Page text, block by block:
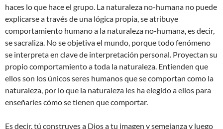
haces lo que hace el grupo. La naturaleza no-humana no puede
explicarse a través de una lógica propia, se atribuye
comportamiento humano a la naturaleza no-humana, es decir,
se sacraliza. No se objetiva el mundo, porque todo fenómeno
se interpreta en clave de interpretación personal. Proyectan su
propio comportamiento a toda la naturaleza. Entienden que
ellos son los únicos seres humanos que se comportan como la
naturaleza, por lo que la naturaleza les ha elegido a ellos para
enseñarles cómo se tienen que comportar.
Es decir, tú construyes a Dios a tu imagen y semejanza y luego